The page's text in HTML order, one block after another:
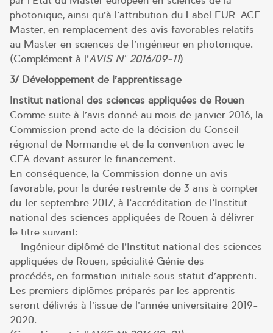
photonique, ainsi qu’à l’attribution du Label EUR-ACE
Master, en remplacement des avis favorables relatifs
au Master en sciences de l’ingénieur en photonique.
(Complément à l’AVIS N° 2016/09-11)
3/ Développement de l’apprentissage
Institut national des sciences appliquées de Rouen
Comme suite à l’avis donné au mois de janvier 2016, la
Commission prend acte de la décision du Conseil
régional de Normandie et de la convention avec le
CFA devant assurer le financement.
En conséquence, la Commission donne un avis
favorable, pour la durée restreinte de 3 ans à compter
du 1er septembre 2017, à l’accréditation de l’Institut
national des sciences appliquées de Rouen à délivrer
le titre suivant:
– Ingénieur diplômé de l’Institut national des sciences
appliquées de Rouen, spécialité Génie des
procédés, en formation initiale sous statut d’apprenti.
Les premiers diplômes préparés par les apprentis
seront délivrés à l’issue de l’année universitaire 2019-
2020.